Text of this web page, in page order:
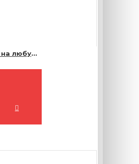
Стикер на любую продукцию